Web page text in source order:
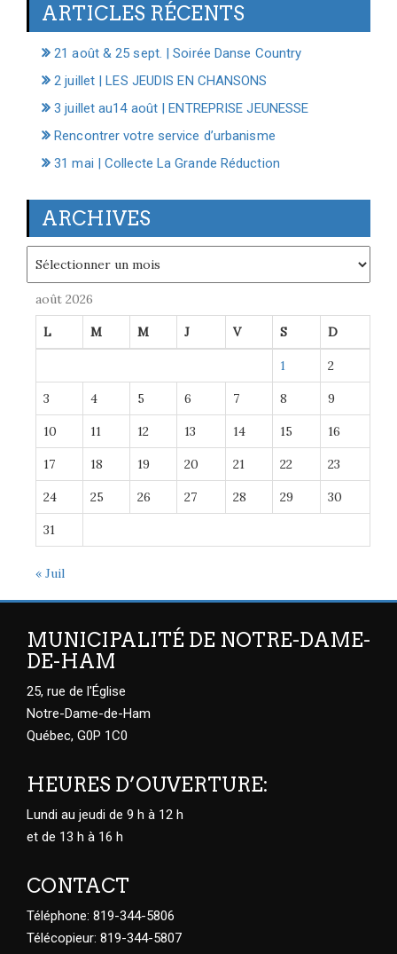
ARTICLES RÉCENTS
21 août & 25 sept. | Soirée Danse Country
2 juillet | LES JEUDIS EN CHANSONS
3 juillet au14 août | ENTREPRISE JEUNESSE
Rencontrer votre service d’urbanisme
31 mai | Collecte La Grande Réduction
ARCHIVES
août 2026
L M M J V S D
1 2
3 4 5 6 7 8 9
10 11 12 13 14 15 16
17 18 19 20 21 22 23
24 25 26 27 28 29 30
31
« Juil
MUNICIPALITÉ DE NOTRE-DAME-
DE-HAM
25, rue de l'Église
Notre-Dame-de-Ham
Québec, G0P 1C0
HEURES D’OUVERTURE:
Lundi au jeudi de 9 h à 12 h
et de 13 h à 16 h
CONTACT
Téléphone: 819-344-5806
Télécopieur: 819-344-5807